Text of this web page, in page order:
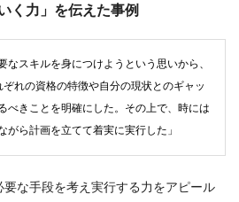
く力」を伝えた事例
なスキルを身につけようという思いから、
れの資格の特徴や自分の現状とのギャッ
べきことを明確にした。その上で、時には
がら計画を立てて着実に実行した」
な手段を考え実行する力をアピール